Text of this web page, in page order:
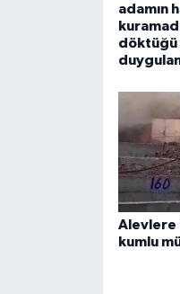
adamın
döktüğü
Alevlere
kumlu